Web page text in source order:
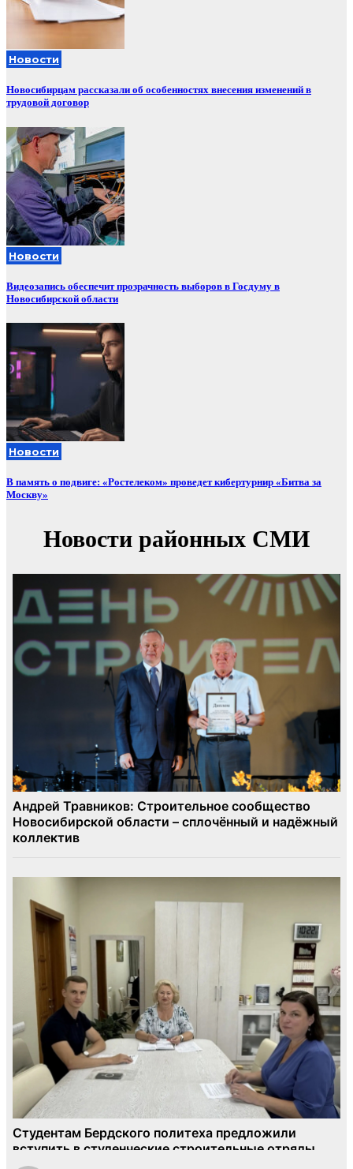
Новости
Новосибирцам рассказали об особенностях внесения изменений в
трудовой договор
Новости
Видеозапись обеспечит прозрачность выборов в Госдуму в
Новосибирской области
Новости
В память о подвиге: «Ростелеком» проведет кибертурнир «Битва за
Москву»